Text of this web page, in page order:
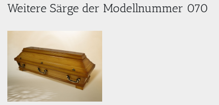
Weitere Särge der Modellnummer 070